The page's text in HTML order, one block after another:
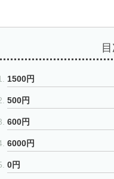
1500円
500円
600円
6000円
0円